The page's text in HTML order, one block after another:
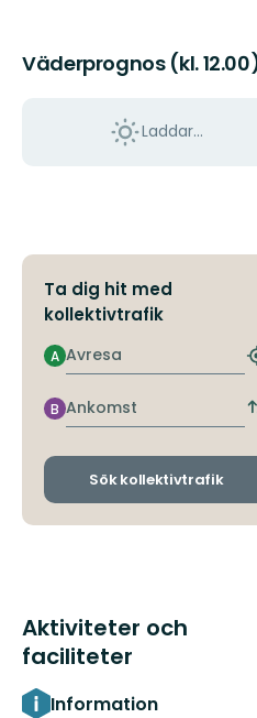
Väderprognos (kl.
Laddar...
Ta dig hit med
kollektivtrafik
Avresa
A
Ankomst
B
Sök kollektivtrafik
Aktiviteter och
faciliteter
Information